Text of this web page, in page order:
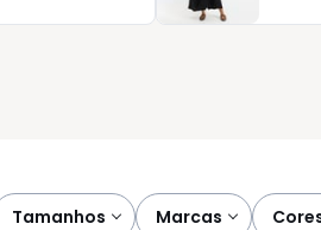
saia equilibrada, um toque
tamanhos marcas